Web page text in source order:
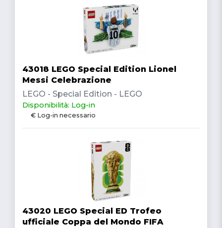
43018 LEGO Special Edition Lionel
Messi Celebrazione
LEGO - Special Edition - LEGO
Disponibilità: Log-in
€ Log-in necessario
43020 LEGO Special ED Trofeo
ufficiale Coppa del Mondo FIFA